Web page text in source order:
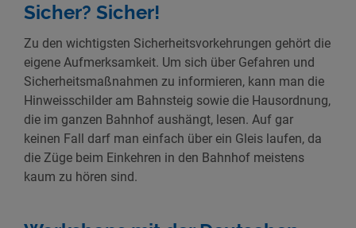
Sicher? Sicher!
Zu den wichtigsten Sicherheitsvorkehrungen gehört die
eigene Aufmerksamkeit. Um sich über Gefahren und
Sicherheitsmaßnahmen zu informieren, kann man die
Hinweisschilder am Bahnsteig sowie die Hausordnung,
die im ganzen Bahnhof aushängt, lesen. Auf gar
keinen Fall darf man einfach über ein Gleis laufen, da
die Züge beim Einkehren in den Bahnhof meistens
kaum zu hören sind.